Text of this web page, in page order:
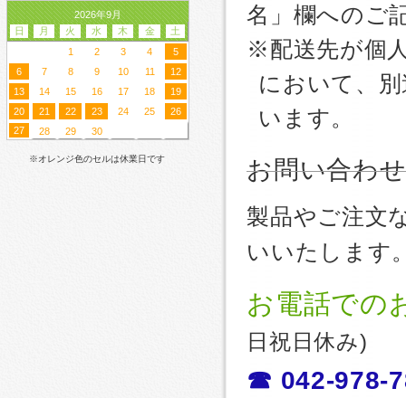
2026年9月
日
月 火 水 木 金
土
1
2 3 4
5
6
7 8 9 10 11
12
13
14 15 16 17 18
19
20
21 22 23 24 25
26
27
28 29 30
※オレンジ色のセルは休業日です
名」欄へのご
※配送先が個
において、
います。
お問い合わせ
製品やご注文
いいたします
お電話での
日祝日休み)
☎ 042-978-